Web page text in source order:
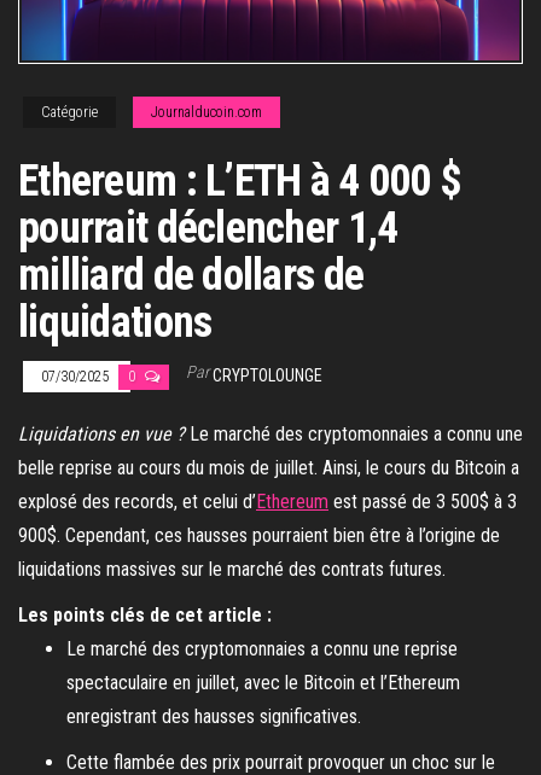
Catégorie Journalducoin.com
Ethereum : L’ETH à 4 000 $
pourrait déclencher 1,4
milliard de dollars de
liquidations
07/30/2025 0 ParCRYPTOLOUNGE
Liquidations en vue ?Le marché des cryptomonnaies a connu une
belle reprise au cours du mois de juillet. Ainsi, le cours du Bitcoin a
explosé des records, et celui d’Ethereum est passé de 3 500$ à 3
900$. Cependant, ces hausses pourraient bien être à l’origine de
liquidations massives sur le marché des contrats futures.
Les points clés de cet article :
Le marché des cryptomonnaies a connu une reprise
spectaculaire en juillet, avec le Bitcoin et l’Ethereum
enregistrant des hausses significatives.
Cette flambée des prix pourrait provoquer un choc sur le